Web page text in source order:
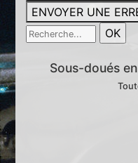
ENVOYER UNE
Sous-doués